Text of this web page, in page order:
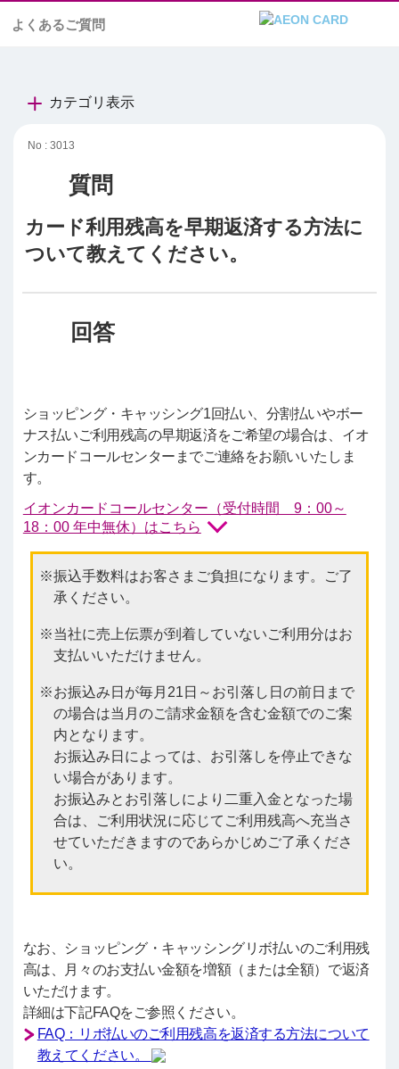
よくあるご質問
カテゴリ表示
No : 3013
カード利用残高を早期返済する方法に
ついて教えてください。
ショッピング・キャッシング1回払い、分割払いやボー
ナス払いご利用残高の早期返済をご希望の場合は、イオ
ンカードコールセンターまでご連絡をお願いいたしま
す。
イオンカードコールセンター（受付時間 9：00～
18：00 年中無休）はこちら
振込手数料はお客さまご負担になります。ご了
承ください。
当社に売上伝票が到着していないご利用分はお
支払いいただけません。
お振込み日が毎月21日～お引落し日の前日まで
の場合は当月のご請求金額を含む金額でのご案
内となります。
お振込み日によっては、お引落しを停止できな
い場合があります。
お振込みとお引落しにより二重入金となった場
合は、ご利用状況に応じてご利用残高へ充当さ
せていただきますのであらかじめご了承くださ
い。
なお、ショッピング・キャッシングリボ払いのご利用残
高は、月々のお支払い金額を増額（または全額）で返済
いただけます。
詳細は下記FAQをご参照ください。
FAQ：リボ払いのご利用残高を返済する方法について
教えてください。